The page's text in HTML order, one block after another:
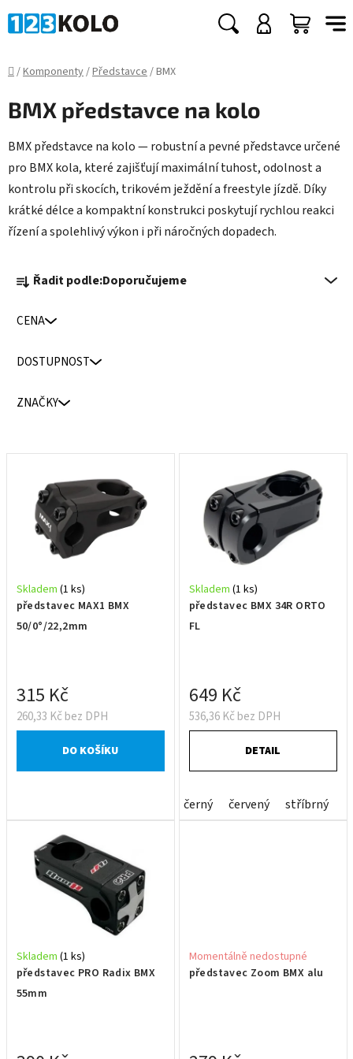
na
Hledat
Domů
/Komponenty/Představce/BMX
BMX představce na kolo
BMX představce na kolo — robustní a pevné představce určené
pro BMX kola, které zajišťují maximální tuhost, odolnost a
kontrolu při skocích, trikovém ježdění a freestyle jízdě. Díky
krátké délce a kompaktní konstrukci poskytují rychlou reakci
řízení a spolehlivý výkon i při náročných dopadech.
a
e
n
d
Řadit podle:Doporučujeme
CENA
DOSTUPNOST
ZNAČKY
o
d
ů
představec MAX1 BMX
50/0°/22,2mm
Skladem (1 ks)
260,33 Kč bez DPH
315 Kč
DO KOŠÍKU
představec BMX 34R ORTO
FL
Skladem (1 ks)
536,36 Kč bez DPH
649 Kč
DETAIL
černý červený stříbrný
představec PRO Radix BMX
55mm
Skladem (1 ks)
představec Zoom BMX alu
Momentálně nedostupné